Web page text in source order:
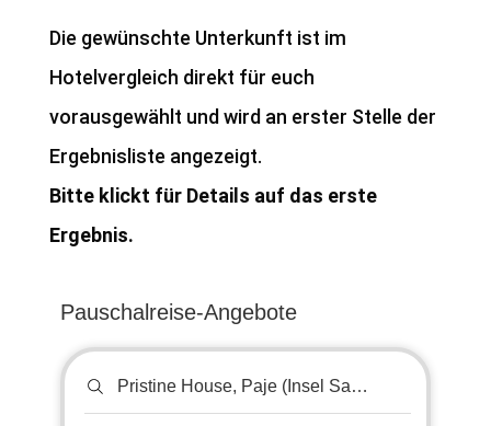
Die gewünschte Unterkunft ist im
Hotelvergleich direkt für euch
vorausgewählt und wird an erster Stelle der
Ergebnisliste angezeigt.
Bitte klickt für Details auf das erste
Ergebnis.